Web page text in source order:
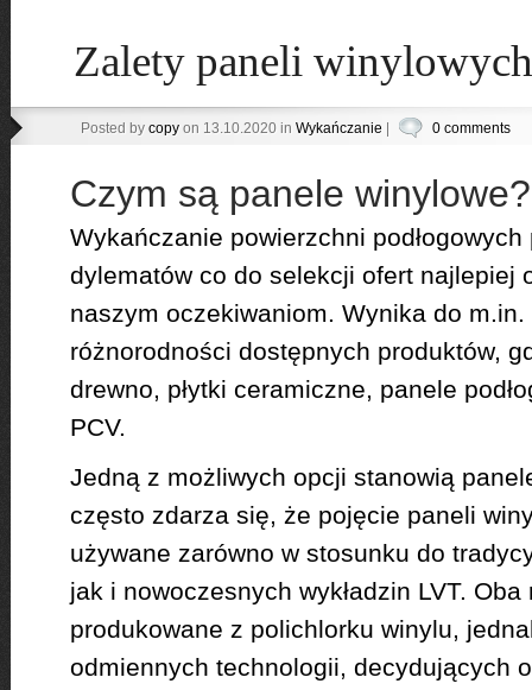
Zalety paneli winylowych
Posted by copyon 13.10.2020 in Wykańczanie 0 comments
Czym są panele winylowe?
Wykańczanie powierzchni
dylematów co do selekcji ofert najlepiej
naszym oczekiwaniom. Wynika do
różnorodności dostępnych produktów,
drewno, płytki ceramiczne, panele
PCV.
Jedną z możliwych opcji stanowią
często zdarza się, że pojęcie paneli
używane zarówno w stosunku do
jak i nowoczesnych wykładzin LVT. Oba
produkowane z polichlorku winylu,
odmiennych technologii, decydujących